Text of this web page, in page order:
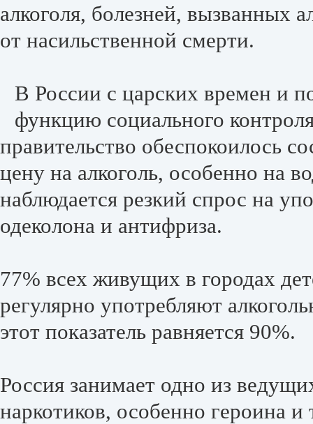
алкоголя, болезней, вызванных
от насильственной смерти.
В России с царских времен и
функцию социального
правительство обеспокоилось
цену на алкоголь, особенно на
наблюдается резкий спрос на
одеколона и антифриза.
77% всех живущих в городах
регулярно употребляют
этот показатель равняется 90%.
Россия занимает одно из
наркотиков, особенно героина